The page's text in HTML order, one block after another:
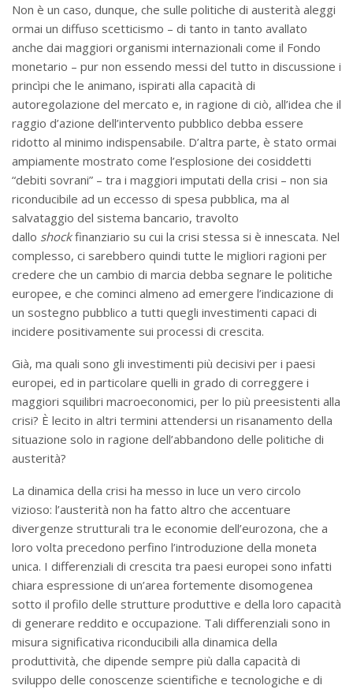
Non è un caso, dunque, che sulle politiche di austerità aleggi
ormai un diffuso scetticismo – di tanto in tanto avallato
anche dai maggiori organismi internazionali come il Fondo
monetario – pur non essendo messi del tutto in discussione i
princìpi che le animano, ispirati alla capacità di
autoregolazione del mercato e, in ragione di ciò, all’idea che il
raggio d’azione dell’intervento pubblico debba essere
ridotto al minimo indispensabile. D’altra parte, è stato ormai
ampiamente mostrato come l’esplosione dei cosiddetti
“debiti sovrani” – tra i maggiori imputati della crisi – non sia
riconducibile ad un eccesso di spesa pubblica, ma al
salvataggio del sistema bancario, travolto
dallo shockfinanziario su cui la crisi stessa si è innescata. Nel
complesso, ci sarebbero quindi tutte le migliori ragioni per
credere che un cambio di marcia debba segnare le politiche
europee, e che cominci almeno ad emergere l’indicazione di
un sostegno pubblico a tutti quegli investimenti capaci di
incidere positivamente sui processi di crescita.
Già, ma quali sono gli investimenti più decisivi per i paesi
europei, ed in particolare quelli in grado di correggere i
maggiori squilibri macroeconomici, per lo più preesistenti alla
crisi? È lecito in altri termini attendersi un risanamento della
situazione solo in ragione dell’abbandono delle politiche di
austerità?
La dinamica della crisi ha messo in luce un vero circolo
vizioso: l’austerità non ha fatto altro che accentuare
divergenze strutturali tra le economie dell’eurozona, che a
loro volta precedono perfino l’introduzione della moneta
unica. I differenziali di crescita tra paesi europei sono infatti
chiara espressione di un’area fortemente disomogenea
sotto il profilo delle strutture produttive e della loro capacità
di generare reddito e occupazione. Tali differenziali sono in
misura significativa riconducibili alla dinamica della
produttività, che dipende sempre più dalla capacità di
sviluppo delle conoscenze scientifiche e tecnologiche e di